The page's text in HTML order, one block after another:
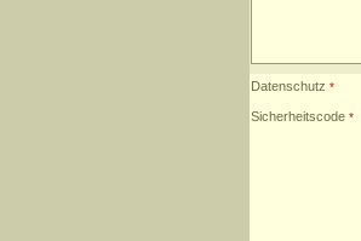
Datenschutz
Sicherheitscode